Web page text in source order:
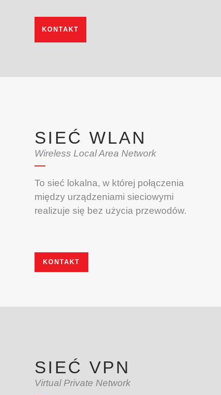
KONTAKT
SIEĆ WLAN
Wireless Local Area Network
To sieć lokalna, w której połączenia
między urządzeniami sieciowymi
realizuje się bez użycia przewodów.
KONTAKT
SIEĆ VPN
Virtual Private Network